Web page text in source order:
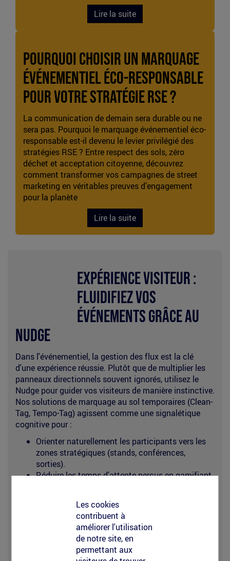
Les cookies
contribuent à
améliorer l'utilisation
de notre site, en
permettant aux
Lire la suite
Pourquoi choisir un marquage
événementiel éco-responsable
pour votre stratégie RSE ?
La communication de demain sera durable ou ne
sera pas. Pourquoi le marquage événementiel éco-
responsable est-il devenu le levier privilégié des
stratégies RSE ? Entre respect des sols, zéro
déchet et acceptation citoyenne, découvrez
comment transformer vos campagnes de street
marketing en véritables preuves d’engagement
pour la planète
Lire la suite
Expérience Visiteur :
Fluidifiez vos
événements grâce au
Nudge
Dans l'événementiel, la gestion des flux est la clé
d'une expérience réussie. Plutôt que de multiplier les
panneaux directionnels souvent ignorés, utilisez le
Nudge pour guider vos visiteurs de manière instinctive.
Nos solutions de marquage au sol temporaires (Clean-
Tag, Tempo-Tag) agissent comme une signalétique
cognitive pour :
Orienter naturellement les participants vers les
zones stratégiques (stands, conférences,
sorties).
Réduire les temps d'attente perçus en gamifiant
l'espace visuel de votre scénographie.
Faites du sol le premier vecteur d'une expérience
visiteur fluide et mémorable.
Découvrir l'intelligence comportementale en